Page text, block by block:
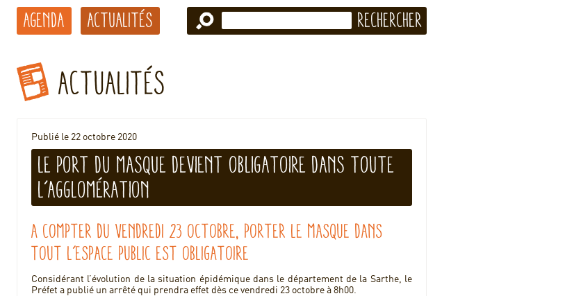
Agenda Actualités
Actualités
Publié le 22 octobre 2020
Le port du masque devient obligatoire dans toute
l’agglomération
A compter du vendredi 23 octobre, porter le masque dans
tout l’espace public est obligatoire
Considérant l’évolution de la situation épidémique dans le département de la Sarthe, le
Préfet a publié un arrêté qui prendra effet dès ce vendredi 23 octobre à 8h00.